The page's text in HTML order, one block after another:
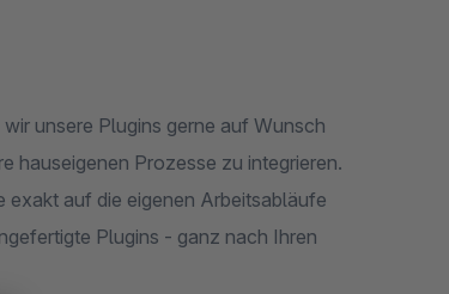
unsere Plugins gerne auf Wunsch
hauseigenen Prozesse zu integrieren.
exakt auf die eigenen Arbeitsabläufe
Plugins - ganz nach Ihren